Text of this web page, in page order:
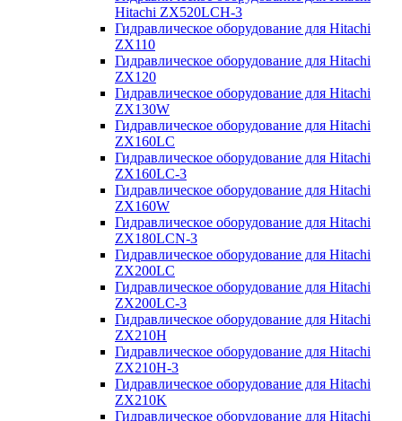
Hitachi ZX520LCH-3
Гидравлическое оборудование для Hitachi
ZX110
Гидравлическое оборудование для Hitachi
ZX120
Гидравлическое оборудование для Hitachi
ZX130W
Гидравлическое оборудование для Hitachi
ZX160LC
Гидравлическое оборудование для Hitachi
ZX160LC-3
Гидравлическое оборудование для Hitachi
ZX160W
Гидравлическое оборудование для Hitachi
ZX180LCN-3
Гидравлическое оборудование для Hitachi
ZX200LC
Гидравлическое оборудование для Hitachi
ZX200LC-3
Гидравлическое оборудование для Hitachi
ZX210H
Гидравлическое оборудование для Hitachi
ZX210H-3
Гидравлическое оборудование для Hitachi
ZX210K
Гидравлическое оборудование для Hitachi